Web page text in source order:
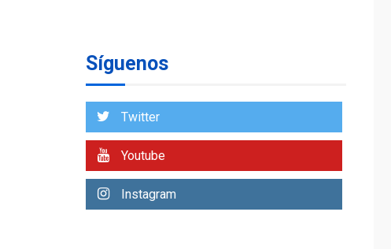
diálogo
5
ÚLTIMA HORA
la debacle atómica.
principios no
Síguenos
Twitter
Youtube
Instagram